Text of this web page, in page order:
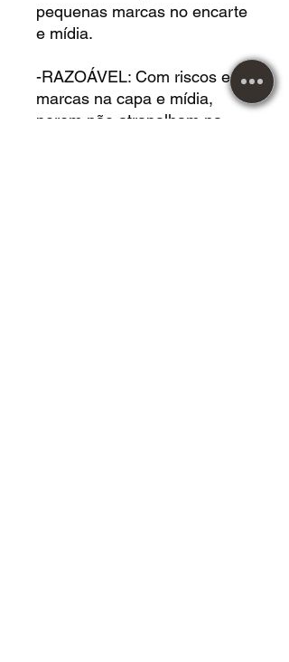
pequenas marcas no encarte
e mídia.
-RAZOÁVEL: Com riscos e
marcas na capa e mídia,
porem não atrapalham na